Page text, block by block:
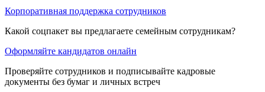
Корпоративная поддержка сотрудников
Какой соцпакет вы предлагаете семейным сотрудникам?
Оформляйте кандидатов онлайн
Проверяйте сотрудников и подписывайте кадровые
документы без бумаг и личных встреч